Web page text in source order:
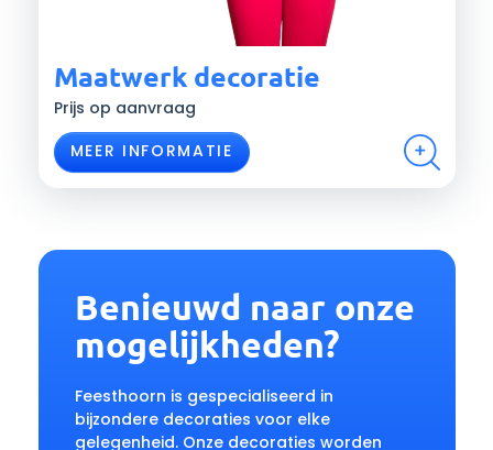
Maatwerk decoratie
Prijs op aanvraag
MEER INFORMATIE
Benieuwd naar onze
mogelijkheden?
Feesthoorn is gespecialiseerd in
bijzondere decoraties voor elke
gelegenheid. Onze decoraties worden